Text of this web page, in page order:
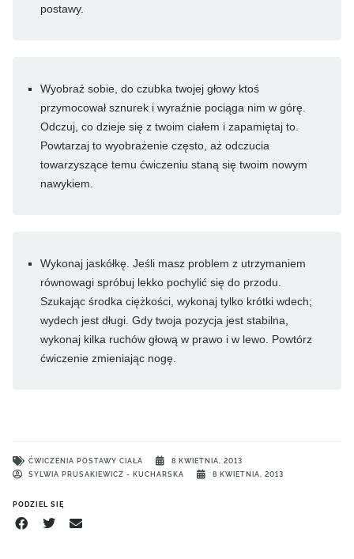
postawy.
Wyobraź sobie, do czubka twojej głowy ktoś
przymocował sznurek i wyraźnie pociąga nim w górę.
Odczuj, co dzieje się z twoim ciałem i zapamiętaj to.
Powtarzaj to wyobrażenie często, aż odczucia
towarzyszące temu ćwiczeniu staną się twoim nowym
nawykiem.
Wykonaj jaskółkę. Jeśli masz problem z utrzymaniem
równowagi spróbuj lekko pochylić się do przodu.
Szukając środka ciężkości, wykonaj tylko krótki wdech;
wydech jest długi. Gdy twoja pozycja jest stabilna,
wykonaj kilka ruchów głową w prawo i w lewo. Powtórz
ćwiczenie zmieniając nogę.
ĆWICZENIA POSTAWY CIAŁA
8 KWIETNIA, 2013
SYLWIA PRUSAKIEWICZ - KUCHARSKA
8 KWIETNIA, 2013
PODZIEL SIĘ